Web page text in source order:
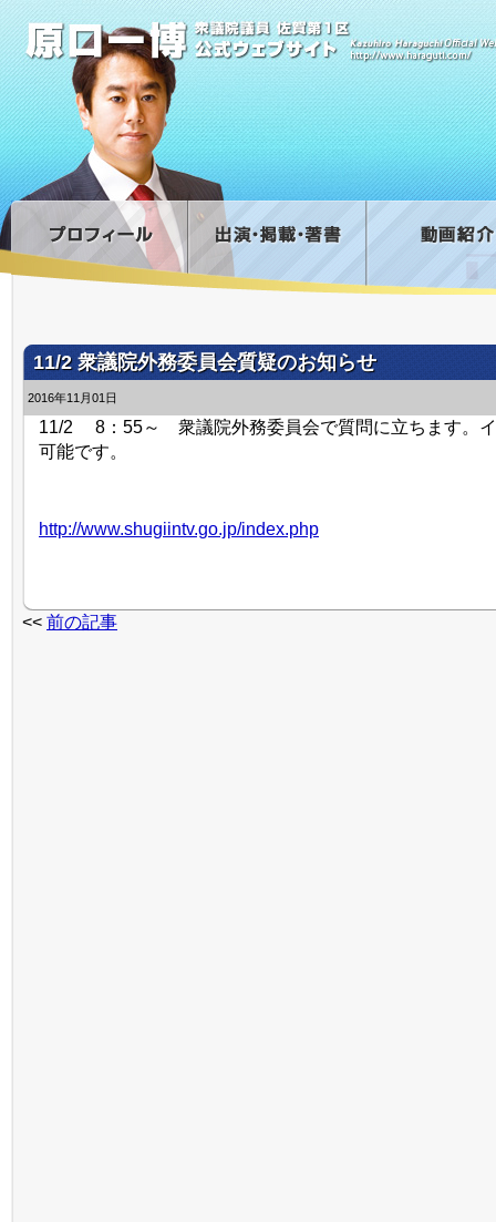
11/2 衆議院外務委員会質疑のお知らせ
2016年11月01日
11/2 8：55～ 衆議院外務委員会で質問に立ちます。イ
可能です。
http://www.shugiintv.go.jp/index.php
<< 前の記事